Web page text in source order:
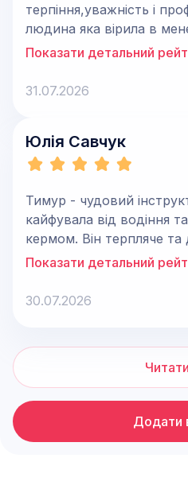
терпіння,уважність і
людина яка вірила в
✨Щира рекомендація 👌
Показати детальний
31.07.2026
Юлія Савчук
Тимур - чудовий
кайфувала від водіння
кермом. Він терпляче
кожен маневр, ми
практикувались на
Показати детальний
30.07.2026
Додати